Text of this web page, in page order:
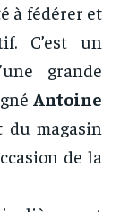
à fédérer et
C’est un
grande
Antoine
du magasin
de la